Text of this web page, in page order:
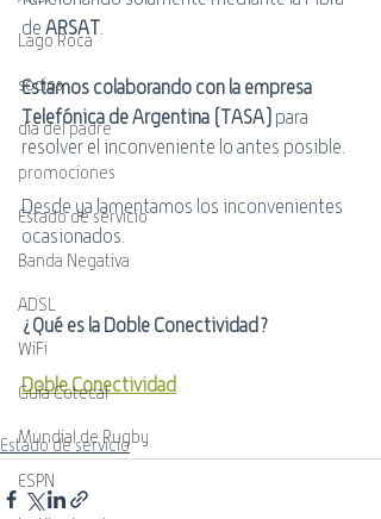
Lago Roca
socios
día del padre
promociones
Estado de servicio
Banda Negativa
ADSL
WiFi
Guía Cotecal
Mundial de Rugby
ESPN
de ARSAT
Estamos colaborando con la empresa
Telefónica de Argentina (TASA) para
resolver el inconveniente lo antes posible.
Desde ya lamentamos los inconvenientes
ocasionados.
¿Qué es la Doble Conectividad?
Doble Conectividad
Estado de servicio